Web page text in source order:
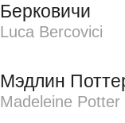
Берковичи
Luca Bercovici
Мэдлин
Madeleine Potter